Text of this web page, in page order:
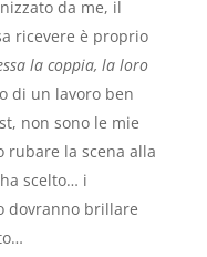
da me, il
ricevere è proprio
la coppia, la loro
di un lavoro ben
non sono le mie
rubare la scena alla
scelto… i
dovranno brillare